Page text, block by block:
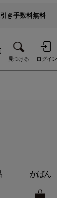
き手数料無料
見つける ログイン
かばん